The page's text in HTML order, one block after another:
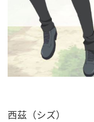
西茲（シズ）